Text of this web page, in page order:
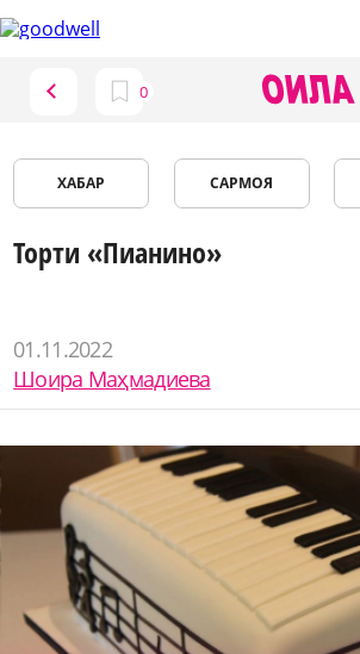
ХАБАР САРМОЯ
Торти «Пианино»
01.11.2022
Шоира Маҳмадиева